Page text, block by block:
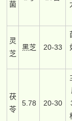
菌
灵
芝
黑芝 20-33
茯
苓
5.78 20-30